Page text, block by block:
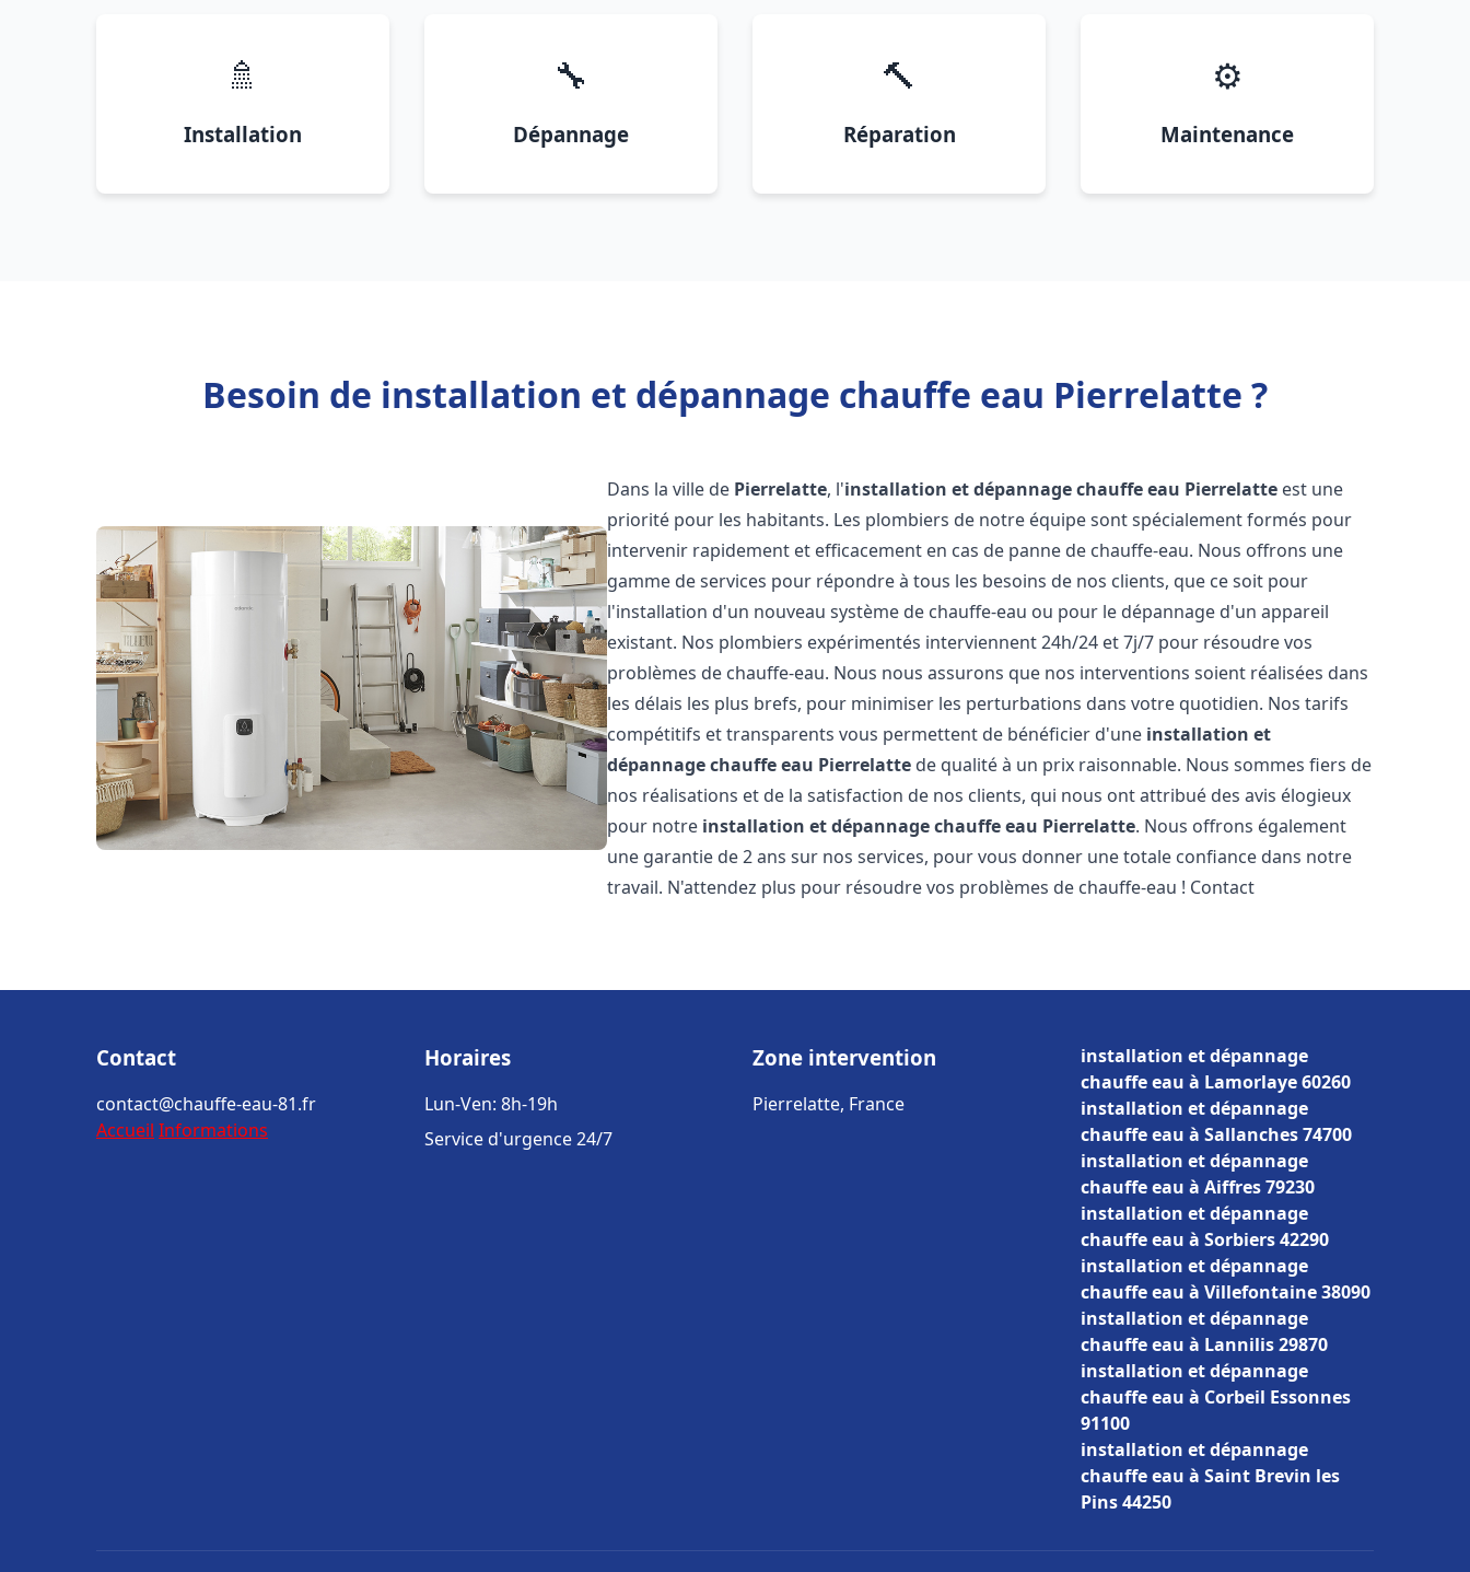
🚿
Installation
🔧
Dépannage
🔨
Réparation
⚙️
Maintenance
Besoin de installation et dépannage chauffe eau Pierrelatte ?
Dans la ville de Pierrelatte, l'installation et dépannage chauffe eau Pierrelatte est une
priorité pour les habitants. Les plombiers de notre équipe sont spécialement formés pour
intervenir rapidement et efficacement en cas de panne de chauffe-eau. Nous offrons une
gamme de services pour répondre à tous les besoins de nos clients, que ce soit pour
l'installation d'un nouveau système de chauffe-eau ou pour le dépannage d'un appareil
existant. Nos plombiers expérimentés interviennent 24h/24 et 7j/7 pour résoudre vos
problèmes de chauffe-eau. Nous nous assurons que nos interventions soient réalisées dans
les délais les plus brefs, pour minimiser les perturbations dans votre quotidien. Nos tarifs
compétitifs et transparents vous permettent de bénéficier d'une installation et
dépannage chauffe eau Pierrelatte de qualité à un prix raisonnable. Nous sommes fiers de
nos réalisations et de la satisfaction de nos clients, qui nous ont attribué des avis élogieux
pour notre installation et dépannage chauffe eau Pierrelatte. Nous offrons également
une garantie de 2 ans sur nos services, pour vous donner une totale confiance dans notre
travail. N'attendez plus pour résoudre vos problèmes de chauffe-eau ! Contact
Contact
contact@chauffe-eau-81.fr
Accueil Informations
Horaires
Lun-Ven: 8h-19h
Service d'urgence 24/7
Zone intervention
Pierrelatte, France
installation et dépannage
chauffe eau à Lamorlaye 60260
installation et dépannage
chauffe eau à Sallanches 74700
installation et dépannage
chauffe eau à Aiffres 79230
installation et dépannage
chauffe eau à Sorbiers 42290
installation et dépannage
chauffe eau à Villefontaine 38090
installation et dépannage
chauffe eau à Lannilis 29870
installation et dépannage
chauffe eau à Corbeil Essonnes
91100
installation et dépannage
chauffe eau à Saint Brevin les
Pins 44250